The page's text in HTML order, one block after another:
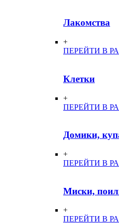
Лакомства
+
ПЕРЕЙТИ В
Клетки
+
ПЕРЕЙТИ В
Домики,
+
ПЕРЕЙТИ В
Миски,
+
ПЕРЕЙТИ В